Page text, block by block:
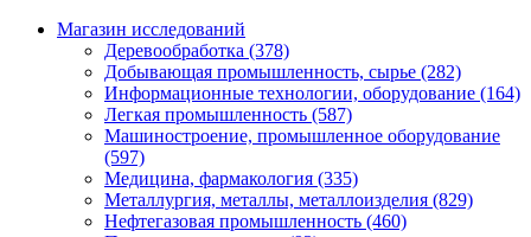
Магазин исследований
Деревообработка (378)
Добывающая промышленность, сырье (282)
Информационные технологии, оборудование (164)
Легкая промышленность (587)
Машиностроение, промышленное оборудование
(597)
Медицина, фармакология (335)
Металлургия, металлы, металлоизделия (829)
Нефтегазовая промышленность (460)